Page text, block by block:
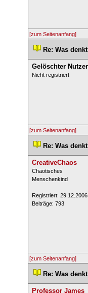
[zum Seitenanfang]
Re: Was
Gelöschter Nutzer
Nicht registriert
[zum Seitenanfang]
Re: Was
CreativeChao
​Chaotisches
Menschenkind
Registriert: 29.12.2006
Beiträge: 793
[zum Seitenanfang]
Re: Was
Professor James